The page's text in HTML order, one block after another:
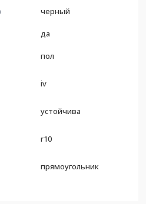
черный
да
пол
iv
устойчива
r10
прямоугольник